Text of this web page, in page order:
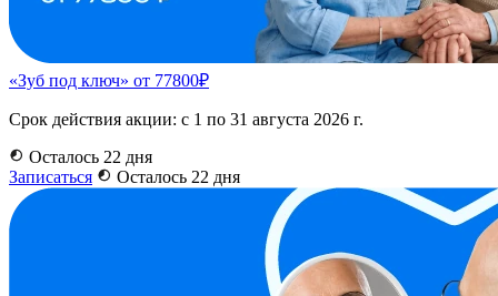
«Зуб под ключ» от 77800₽
Срок действия акции: с 1 по 31 августа 2026 г.
Осталось 22 дня
Записаться
Осталось 22 дня